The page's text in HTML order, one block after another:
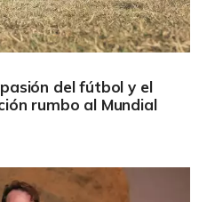
del fútbol y el
rumbo al Mundial